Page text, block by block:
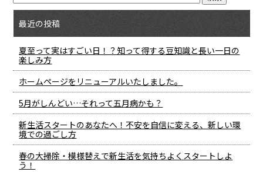
最近の投稿
夏至って実はすごい日！？知って得する豆知識と長い一日の
楽しみ方
ホームページをリニューアルいたしました。
5月がしんどい…それって五月病かも？
新生活スタートのあなたへ！不安を自信に変える、新しい環
境での過ごし方
春の大掃除・模様替えで新生活を気持ちよくスタートしよ
う！